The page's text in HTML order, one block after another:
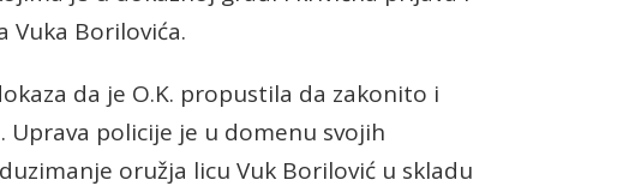
Vuka Borilovića.
da je O.K. propustila da zakonito i
policije je u domenu svojih
oružja licu Vuk Borilović u skladu